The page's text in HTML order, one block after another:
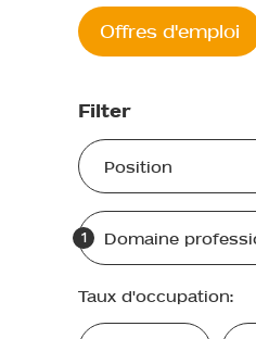
Offres d'emploi
Filter
1
Taux d'occupation: